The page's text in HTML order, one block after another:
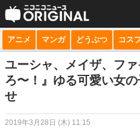
サービス一覧
niconico
動画
生放送
アニメ マンガ どうぶつ コス
ユーシャ、メイザ、フ
ろ〜！』ゆる可愛い女
せ
2019年3月28日 (木) 11:15